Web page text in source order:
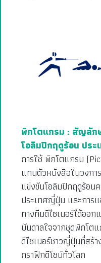
พิกโตแกรม : สัญลัก
โอลิมปิกฤดูร้อน ปร
การใช้ พิกโตแกรม
แทนตัวหนังสือในวงกา
แข่งขันโอลิมปิกฤดูร้อน
ประเทศญี่ปุ่น และการ
ทางทีมดีไซเนอร์ได้ออ
บันดาลใจจากชุดพิกโต
ดีไซเนอร์ชาวญี่ปุ่นที่สร้
กราฟิกดีโซน์ทั่วโลก